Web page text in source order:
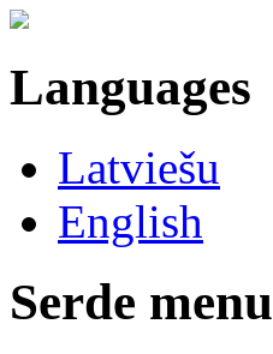
Languages
Latviešu
English
Serde menu